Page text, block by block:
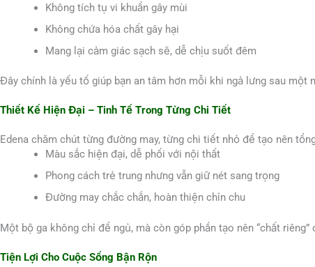
Không tích tụ vi khuẩn gây mùi
Không chứa hóa chất gây hại
Mang lại cảm giác sạch sẽ, dễ chịu suốt đêm
Đây chính là yếu tố giúp bạn an tâm hơn mỗi khi ngả lưng sau một
Thiết Kế Hiện Đại – Tinh Tế Trong Từng Chi Tiết
Edena chăm chút từng đường may, từng chi tiết nhỏ để tạo nên
Màu sắc hiện đại, dễ phối với nội thất
Phong cách trẻ trung nhưng vẫn giữ nét sang trọng
Đường may chắc chắn, hoàn thiện chỉn chu
Một bộ ga không chỉ để ngủ, mà còn góp phần tạo nên “chất
Tiện Lợi Cho Cuộc Sống Bận Rộn